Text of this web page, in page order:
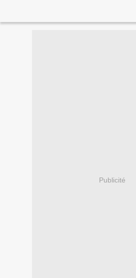
Publicité